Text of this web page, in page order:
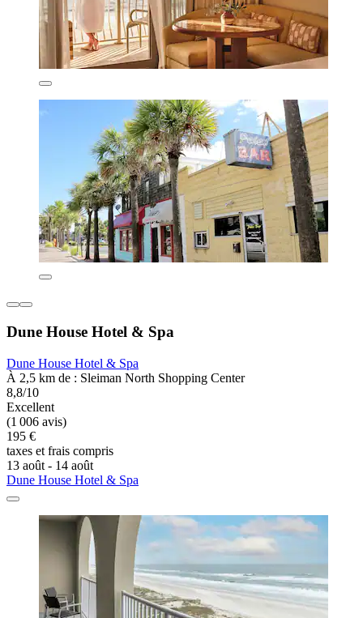
Dune House Hotel & Spa
Dune House Hotel & Spa
À 2,5 km de : Sleiman North Shopping Center
8,8/10
Excellent
(1 006 avis)
195 €
taxes et frais compris
13 août - 14 août
Dune House Hotel & Spa